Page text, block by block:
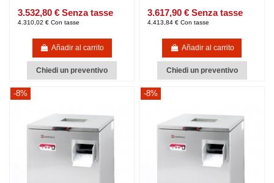
3.532,80 € Senza tasse
4.310,02 € Con tasse
Añadir al carrito
Chiedi un preventivo
3.617,90 € Senza tasse
4.413,84 € Con tasse
Añadir al carrito
Chiedi un preventivo
-8% -8%